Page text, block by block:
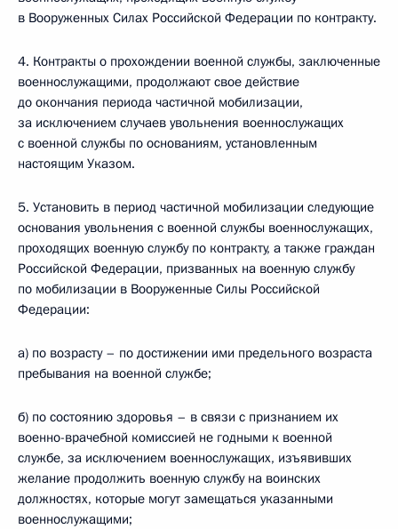
в Вооруженных Силах Российской Федерации по контракту.
4. Контракты о прохождении военной службы, заключенные
военнослужащими, продолжают свое действие
до окончания периода частичной мобилизации,
за исключением случаев увольнения военнослужащих
с военной службы по основаниям, установленным
настоящим Указом.
5. Установить в период частичной мобилизации следующие
основания увольнения с военной службы военнослужащих,
проходящих военную службу по контракту, а также граждан
Российской Федерации, призванных на военную службу
по мобилизации в Вооруженные Силы Российской
Федерации:
а) по возрасту – по достижении ими предельного возраста
пребывания на военной службе;
б) по состоянию здоровья – в связи с признанием их
военно-врачебной комиссией не годными к военной
службе, за исключением военнослужащих, изъявивших
желание продолжить военную службу на воинских
должностях, которые могут замещаться указанными
военнослужащими;